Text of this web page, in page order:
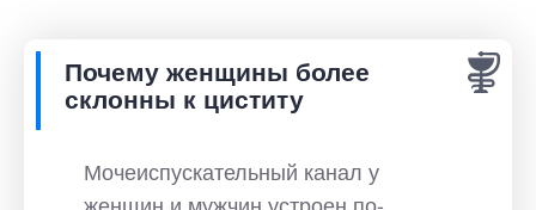
Почему женщины более
склонны к циститу
Мочеиспускательный канал у